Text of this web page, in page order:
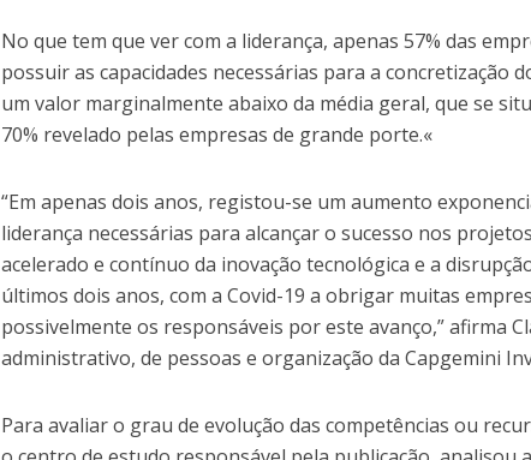
No que tem que ver com a liderança, apenas 57% das
possuir as capacidades necessárias para a concretização
um valor marginalmente abaixo da média geral, que se
70% revelado pelas empresas de grande porte.«
“Em apenas dois anos, registou-se um aumento
liderança necessárias para alcançar o sucesso nos
acelerado e contínuo da inovação tecnológica e a
últimos dois anos, com a Covid-19 a obrigar muitas
possivelmente os responsáveis por este avanço,” afirma
administrativo, de pessoas e organização da Capgemini
Para avaliar o grau de evolução das competências ou